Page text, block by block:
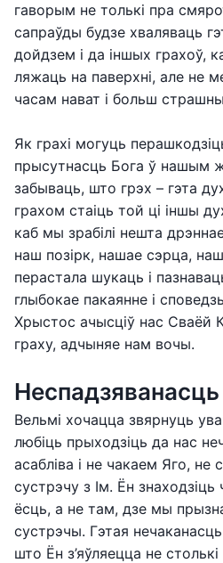
гаворым не толькі пра
сапраўды будзе хваляваць
дойдзем і да іншых грахоў,
ляжаць на паверхні, але не
часам нават і больш
Як грахі могуць
прысутнасць Бога ў нашым
забываць, што грэх – гэта
грахом стаіць той ці іншы
каб мы зрабілі нешта
наш позірк, нашае сэрца,
перастала шукаць і
глыбокае пакаянне і
Хрыстос ачысціў нас Сваёй
граху, адчыняе нам вочы.
Неспадзяванасць
Вельмі хочацца звярнуць
любіць прыходзіць да нас
асабліва і не чакаем Яго, не
сустрэчу з Ім. Ён
ёсць, а не там, дзе мы
сустрэчы. Гэтая
што Ён з’яўляецца не